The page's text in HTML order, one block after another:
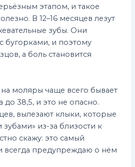
этапом, и такое
В 12–16 месяцев лезут
зубы. Они
бугорками, и поэтому
а боль становится
моляры чаще всего бывает
до 38,5, и это не опасно.
вылезают клыки, которые
зубами» из-за близости к
скажу: это самый
всегда предупреждаю о нём